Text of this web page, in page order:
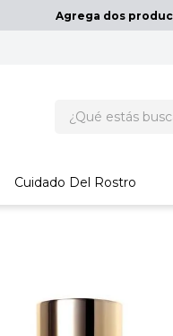
Agrega dos
Cuidado Del Rostro